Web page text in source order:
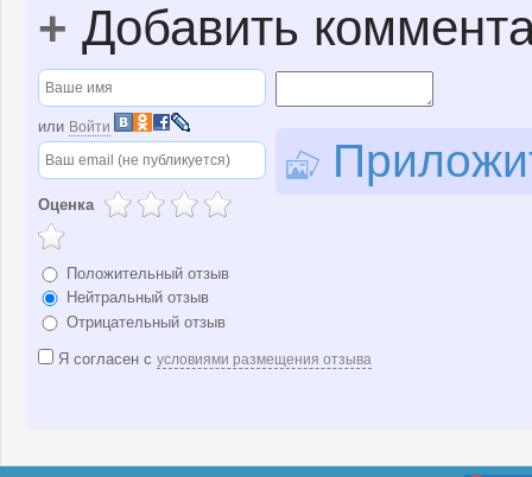
+ Добавить
или Войти
Оценка
Положительный отзыв
Нейтральный отзыв
Отрицательный отзыв
Я согласен с условиями размещения отзыва